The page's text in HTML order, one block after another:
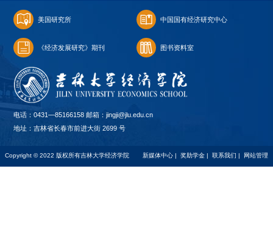
美国研究所 中国国有经济研究中心
《经济发展研究》期刊 图书资料室
电话：0431—85166158 邮箱：jingji@jlu.edu.cn
地址：吉林省长春市前进大街 2699 号
Copyright © 2022 版权所有吉林大学经济学院 新媒体中心 | 奖助学金 | 联系我们 | 网站管理